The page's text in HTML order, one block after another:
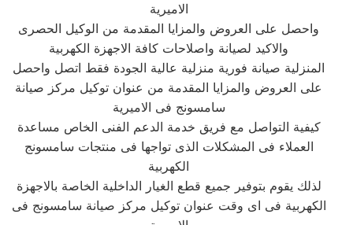
الاميرية
واحصل على العروض والمزايا المقدمة من الوكيل الحصرى
والاكيد لصيانة واصلاحات كافة الاجهزة الكهربية
المنزلية صيانة فورية منزلية عالية الجودة فقط اتصل واحصل
على العروض والمزايا المقدمة من عنوان توكيل مركز صيانة
سامسونج فى الاميرية
كيفية التواصل مع فريق خدمة الدعم الفنى الخاص مساعدة
العملاء فى المشكلات الذى تواجها فى منتجات سامسونج
الكهربية
لذلك يقوم بتوفير جميع قطع الغيار الداخلية الخاصة بالاجهزة
الكهربية فى اى وقت عنوان توكيل مركز صيانة سامسونج فى